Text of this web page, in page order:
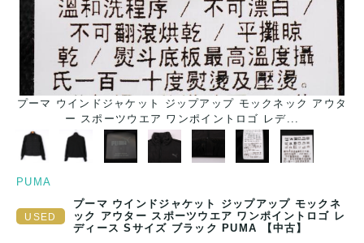
プーマ ウインドジャケット ジップアップ モックネック アウタ
ー スポーツウエア ワンポイントロゴ レデ...
PUMA
プーマ ウインドジャケット ジップアップ モックネ
ック アウター スポーツウエア ワンポイントロゴ レ
ディース Sサイズ ブラック PUMA 【中古】